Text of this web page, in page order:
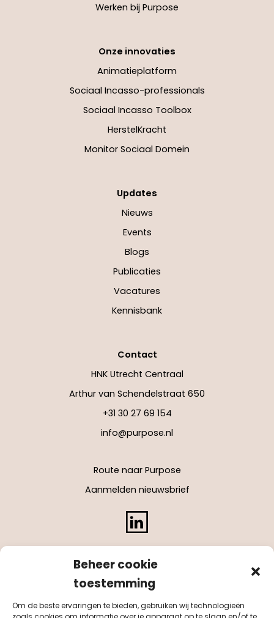
Beheer cookie
toestemming
Om de beste ervaringen te bieden, gebruiken wij technologieën
Werken bij Purpose
Onze innovaties
Animatieplatform
Sociaal Incasso-professionals
Sociaal Incasso Toolbox
HerstelKracht
Monitor Sociaal Domein
Updates
Nieuws
Events
Blogs
Publicaties
Vacatures
Kennisbank
Contact
HNK Utrecht Centraal
Arthur van Schendelstraat 650
+31 30 27 69 154
info@purpose.nl
Route naar Purpose
Aanmelden nieuwsbrief